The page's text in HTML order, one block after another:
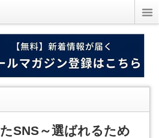
るためのSNS運用とは―病院マーケティング新
SNS～選ばれるため